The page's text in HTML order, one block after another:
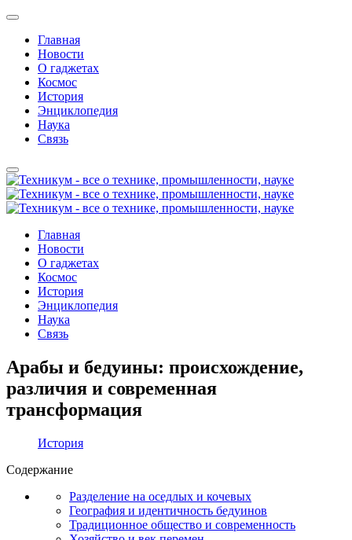
Главная
Новости
О гаджетах
Космос
История
Энциклопедия
Наука
Связь
Главная
Новости
О гаджетах
Космос
История
Энциклопедия
Наука
Связь
Арабы и бедуины: происхождение,
различия и современная
трансформация
История
Содержание
Разделение на оседлых и кочевых
География и идентичность бедуинов
Традиционное общество и современность